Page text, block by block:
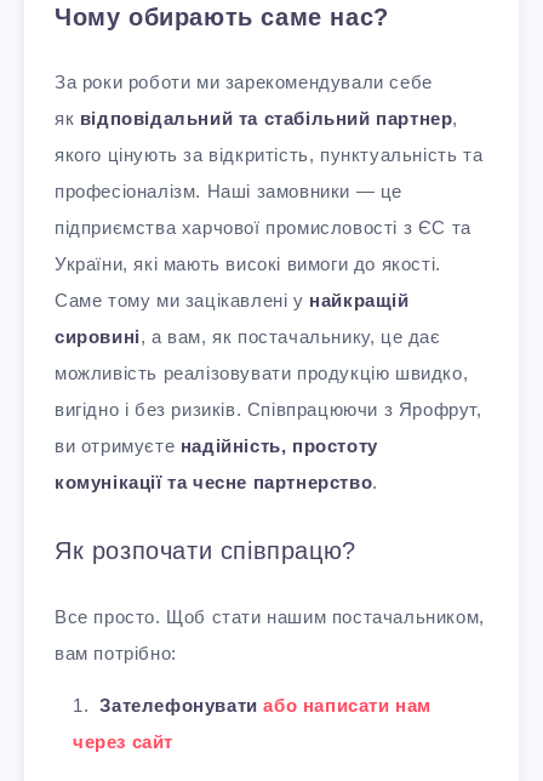
Чому обирають саме нас?
За роки роботи ми зарекомендували себе
як відповідальний та стабільний партнер,
якого цінують за відкритість, пунктуальність та
професіоналізм. Наші замовники — це
підприємства харчової промисловості з ЄС та
України, які мають високі вимоги до якості.
Саме тому ми зацікавлені у найкращій
сировині, а вам, як постачальнику, це дає
можливість реалізовувати продукцію швидко,
вигідно і без ризиків. Співпрацюючи з Ярофрут,
ви отримуєте надійність, простоту
комунікації та чесне партнерство.
Як розпочати співпрацю?
Все просто. Щоб стати нашим постачальником,
вам потрібно:
Зателефонувати або написати нам
через сайт